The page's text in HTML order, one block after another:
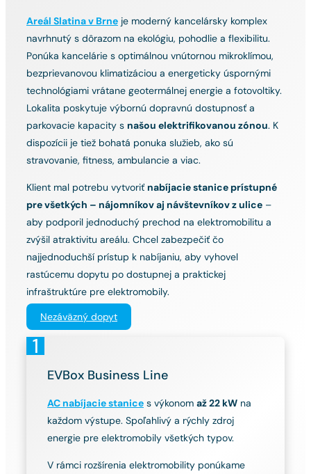
Areál Slatina v Brne je moderný kancelársky komplex
navrhnutý s dôrazom na ekológiu, pohodlie a flexibilitu.
Ponúka kancelárie s optimálnou vnútornou mikroklímou,
bezprievanovou klimatizáciou a energeticky úspornými
technológiami vrátane geotermálnej energie a fotovoltiky.
Lokalita poskytuje výbornú dopravnú dostupnosť a
parkovacie kapacity s našou elektrifikovanou zónou. K
dispozícii je tiež bohatá ponuka služieb, ako sú
stravovanie, fitness, ambulancie a viac.
Klient mal potrebu vytvoriť nabíjacie stanice prístupné
pre všetkých – nájomníkov aj návštevníkov z ulice –
aby podporil jednoduchý prechod na elektromobilitu a
zvýšil atraktivitu areálu. Chcel zabezpečiť čo
najjednoduchší prístup k nabíjaniu, aby vyhovel
rastúcemu dopytu po dostupnej a praktickej
infraštruktúre pre elektromobily.
Nezáväzný dopyt
EVBox Business Line
AC nabíjacie stanice s výkonom až 22 kW na
každom výstupe. Spoľahlivý a rýchly zdroj
energie pre elektromobily všetkých typov.
V rámci rozšírenia elektromobility ponúkame